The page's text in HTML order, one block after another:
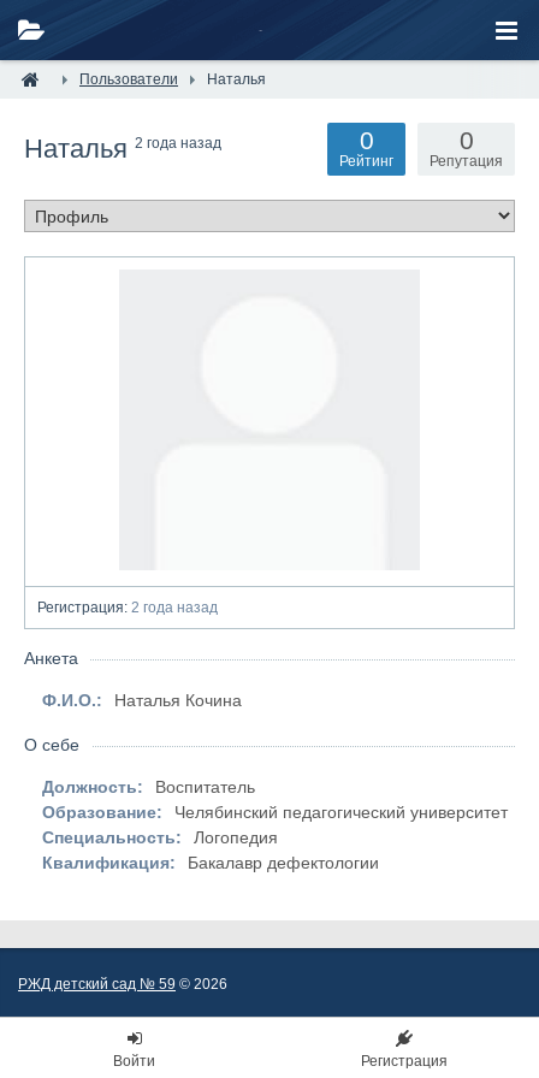
Пользователи Наталья
Наталья 2 года назад 0
Репутация
0
Рейтинг
Регистрация: 2 года назад
Анкета
Ф.И.О.: Наталья Кочина
О себе
Должность:
Воспитатель
Образование:
Челябинский педагогический университет
Специальность:
Логопедия
Квалификация:
Бакалавр дефектологии
РЖД детский сад № 59 © 2026
Войти Регистрация